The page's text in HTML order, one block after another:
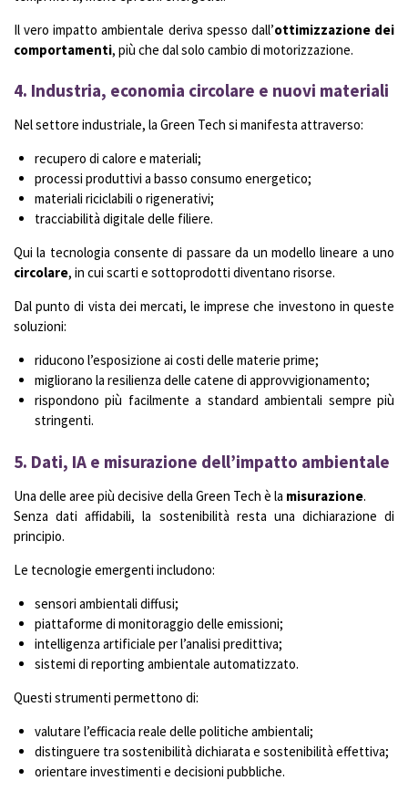
Il vero impatto ambientale deriva spesso dall’ottimizzazione dei
comportamenti, più che dal solo cambio di motorizzazione.
4. Industria, economia circolare e nuovi materiali
Nel settore industriale, la Green Tech si manifesta attraverso:
recupero di calore e materiali;
processi produttivi a basso consumo energetico;
materiali riciclabili o rigenerativi;
tracciabilità digitale delle filiere.
Qui la tecnologia consente di passare da un modello lineare a uno
circolare, in cui scarti e sottoprodotti diventano risorse.
Dal punto di vista dei mercati, le imprese che investono in queste
soluzioni:
riducono l’esposizione ai costi delle materie prime;
migliorano la resilienza delle catene di approvvigionamento;
rispondono più facilmente a standard ambientali sempre più
stringenti.
5. Dati, IA e misurazione dell’impatto ambientale
Una delle aree più decisive della Green Tech è la misurazione.
Senza dati affidabili, la sostenibilità resta una dichiarazione di
principio.
Le tecnologie emergenti includono:
sensori ambientali diffusi;
piattaforme di monitoraggio delle emissioni;
intelligenza artificiale per l’analisi predittiva;
sistemi di reporting ambientale automatizzato.
Questi strumenti permettono di:
valutare l’efficacia reale delle politiche ambientali;
distinguere tra sostenibilità dichiarata e sostenibilità effettiva;
orientare investimenti e decisioni pubbliche.